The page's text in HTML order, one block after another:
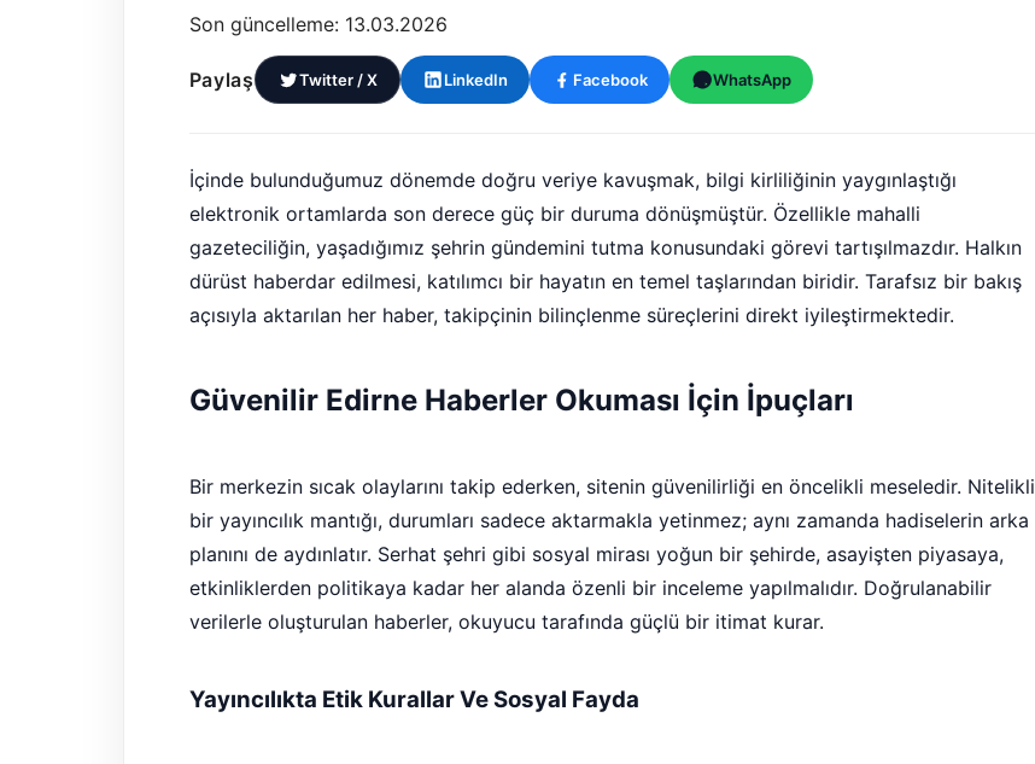
Son güncelleme: 13.03.2026
Paylaş Twitter / X LinkedIn Facebook WhatsApp
İçinde bulunduğumuz dönemde doğru veriye kavuşmak, bilgi kirliliğinin yaygınlaştığı
elektronik ortamlarda son derece güç bir duruma dönüşmüştür. Özellikle mahalli
gazeteciliğin, yaşadığımız şehrin gündemini tutma konusundaki görevi tartışılmazdır. Halkın
dürüst haberdar edilmesi, katılımcı bir hayatın en temel taşlarından biridir. Tarafsız bir bakış
açısıyla aktarılan her haber, takipçinin bilinçlenme süreçlerini direkt iyileştirmektedir.
Güvenilir Edirne Haberler Okuması İçin İpuçları
Bir merkezin sıcak olaylarını takip ederken, sitenin güvenilirliği en öncelikli meseledir. Nitelikli
bir yayıncılık mantığı, durumları sadece aktarmakla yetinmez; aynı zamanda hadiselerin arka
planını de aydınlatır. Serhat şehri gibi sosyal mirası yoğun bir şehirde, asayişten piyasaya,
etkinliklerden politikaya kadar her alanda özenli bir inceleme yapılmalıdır. Doğrulanabilir
verilerle oluşturulan haberler, okuyucu tarafında güçlü bir itimat kurar.
Yayıncılıkta Etik Kurallar Ve Sosyal Fayda